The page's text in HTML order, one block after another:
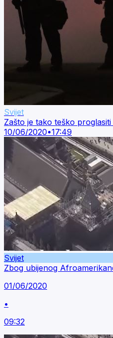
Svijet
Zašto je tako teško
10/06/2020•17:49
Svijet
Zbog ubijenog
01/06/2020
•
09:32